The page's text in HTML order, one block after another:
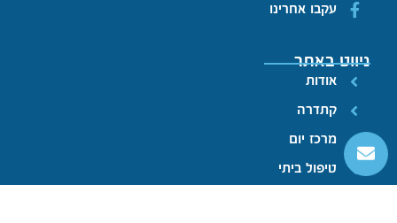
עקבו אחרינו
ניווט באתר
אודות
קתדרה
מרכז יום
טיפול ביתי